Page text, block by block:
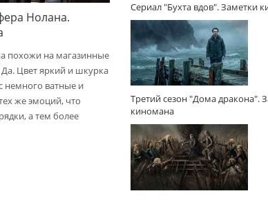
Нолана.
похожи на магазинные
Цвет яркий и шкурка
немного ватные и
же эмоций, что
а тем более
Сериал "Бухта вдов". Заметки
Третий сезон "Дома дракона".
киномана